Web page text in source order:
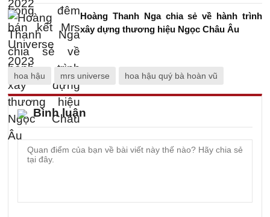
Hoàng Thanh Nga chia sẻ về hành trình
xây dựng thương hiệu Ngọc Châu Âu
hoa hậu mrs universe hoa hậu quý bà hoàn vũ
Bình luận